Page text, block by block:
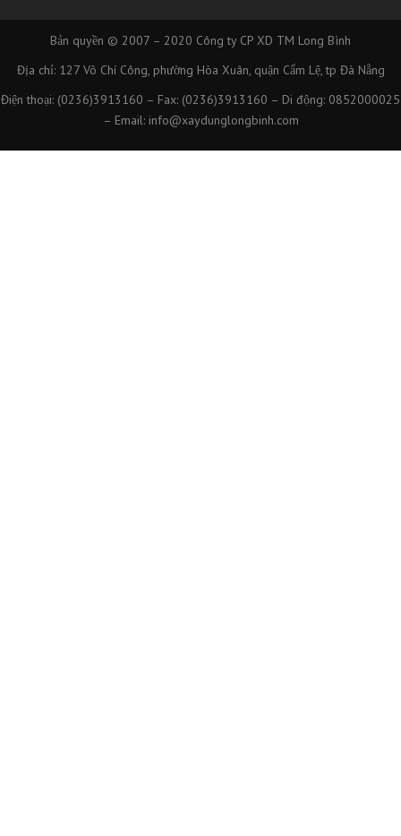
Bản quyền © 2007 – 2020 Công ty CP XD TM Long Bình
Địa chỉ: 127 Võ Chí Công, phường Hòa Xuân, quận Cẩm Lệ, tp Đà Nẵng
Điện thoại: (0236)3913160 – Fax: (0236)3913160 – Di động: 0852000025
– Email: info@xaydunglongbinh.com